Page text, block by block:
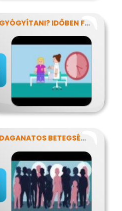
GYÓGYÍTANI? IDŐBEN FELISMERNI!
DAGANATOS BETEGSÉGEK